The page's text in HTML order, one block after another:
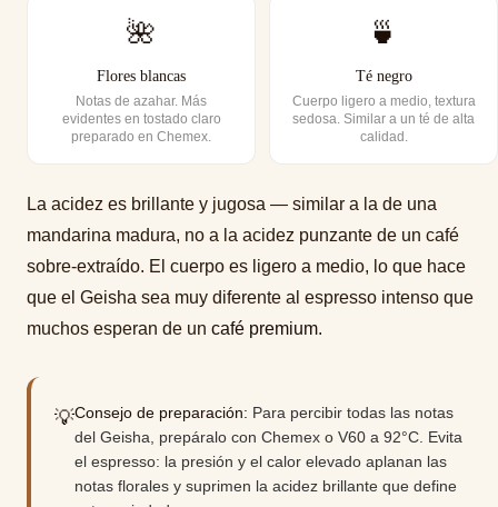
🌺
Flores blancas
Notas de azahar. Más
evidentes en tostado claro
preparado en Chemex.
🍵
Té negro
Cuerpo ligero a medio, textura
sedosa. Similar a un té de alta
calidad.
La acidez es brillante y jugosa — similar a la de una
mandarina madura, no a la acidez punzante de un café
sobre-extraído. El cuerpo es ligero a medio, lo que hace
que el Geisha sea muy diferente al espresso intenso que
muchos esperan de un café premium.
💡Consejo de preparación: Para percibir todas las notas
del Geisha, prepáralo con Chemex o V60 a 92°C. Evita
el espresso: la presión y el calor elevado aplanan las
notas florales y suprimen la acidez brillante que define